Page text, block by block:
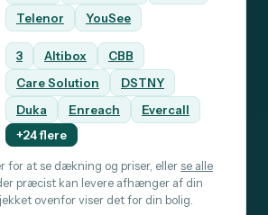
Telenor
YouSee
3 Altibox
CBB
Care Solution
DSTNY
Duka
Enreach
Evercall
+24 flere
for at se dækning og priser, eller se alle
præcist kan levere afhænger af din
ovenfor viser det for din bolig.